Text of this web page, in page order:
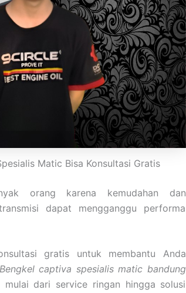
Matic Bisa Konsultasi Gratis
orang karena kemudahan dan
dapat mengganggu performa
gratis untuk membantu Anda
Bengkel captiva spesialis matic bandung
dari service ringan hingga solusi